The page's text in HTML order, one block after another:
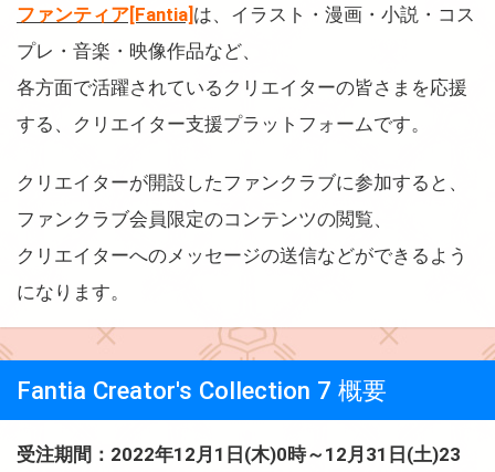
ファンティア[Fantia] は、イラスト・漫画・小説・コス
プレ・音楽・映像作品など、
各方面で活躍されているクリエイターの皆さまを応援
する、クリエイター支援プラットフォームです。
クリエイターが開設したファンクラブに参加すると、
ファンクラブ会員限定のコンテンツの閲覧、
クリエイターへのメッセージの送信などができるよう
になります。
Fantia Creator's Collection 7 概要
受注期間：2022年12月1日(木)0時～12月31日(土)23